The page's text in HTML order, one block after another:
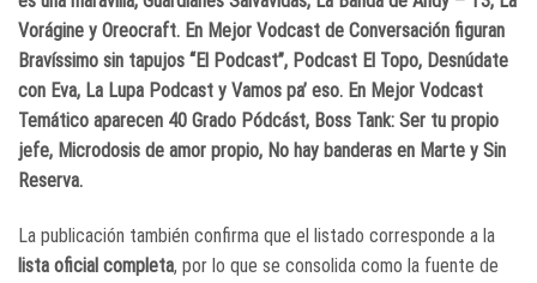
Vorágine y Oreocraft. En Mejor Vodcast de Conversación figuran
Bravíssimo sin tapujos “El Podcast”, Podcast El Topo, Desnúdate
con Eva, La Lupa Podcast y Vamos pa’ eso. En Mejor Vodcast
Temático aparecen 40 Grado Pódcást, Boss Tank: Ser tu propio
jefe, Microdosis de amor propio, No hay banderas en Marte y Sin
Reserva.
La publicación también confirma que el listado corresponde a la
lista oficial completa, por lo que se consolida como la fuente de